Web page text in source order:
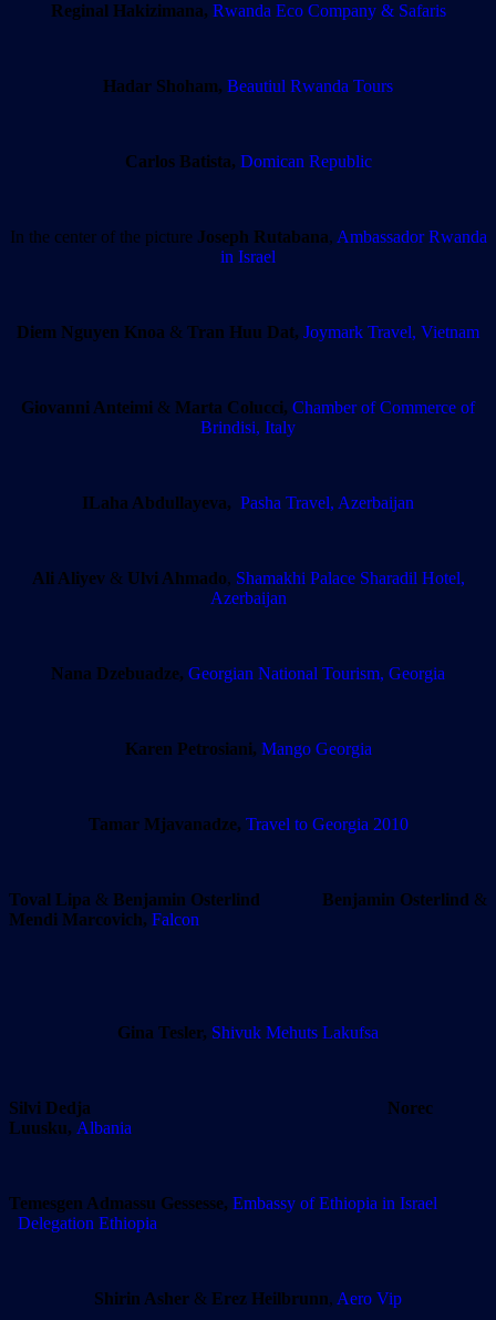
Reginal Hakizimana, Rwanda Eco Company & Safaris
Hadar Shoham, Beautiul Rwanda Tours
Carlos Batista, Domican Republic
In the center of the picture Joseph Rutabana, Ambassador Rwanda
in Israel
Diem Nguyen Knoa & Tran Huu Dat, Joymark Travel, Vietnam
Giovanni Anteimi & Marta Colucci, Chamber of Commerce of
Brindisi, Italy
ILaha Abdullayeva, Pasha Travel, Azerbaijan
Ali Aliyev& Ulvi Ahmado, Shamakhi Palace Sharadil Hotel,
Azerbaijan
Nana Dzebuadze, Georgian National Tourism, Georgia
Karen Petrosiani, Mango Georgia
Tamar Mjavanadze, Travel to Georgia 2010
Toval Lipa & Benjamin Osterlind Benjamin Osterlind &
Mendi Marcovich, Falcon
Gina Tesler, Shivuk Mehuts Lakufsa
Silvi Dedja
Norec
Luusku, Albania
Temesgen Admassu Gessesse, Embassy of Ethiopia in Israel
Delegation Ethiopia
Shirin Asher & Erez Heilbrunn, Aero Vip